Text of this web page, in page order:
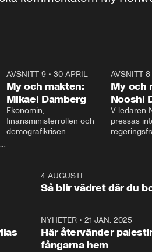
AVSNITT 9• 30 APRIL
My och makten:
Mikael Damberg
Ekonomin,
finansministerrollen och
demografikrisen.
och Makten.
AVSNITT 8
My och
Nooshi
V-ledaren
pressas
– Vi ställer
vara med
1:064 AUGUSTI
Så blir vädret där du
NYHETER •21 JAN. 2025
Här återvänder
fångarna hem